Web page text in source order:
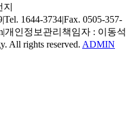
|Tel. 1644-3734|Fax. 0505-357-
|개인정보관리책임자 : 이동석
All rights reserved. ADMIN